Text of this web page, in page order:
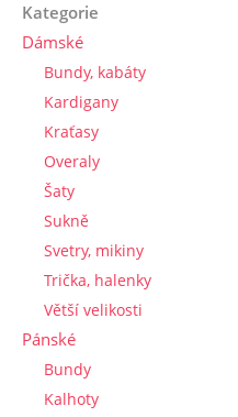
Kategorie
Dámské
Bundy, kabáty
Kardigany
Kraťasy
Overaly
Šaty
Sukně
Svetry, mikiny
Trička, halenky
Větší velikosti
Pánské
Bundy
Kalhoty